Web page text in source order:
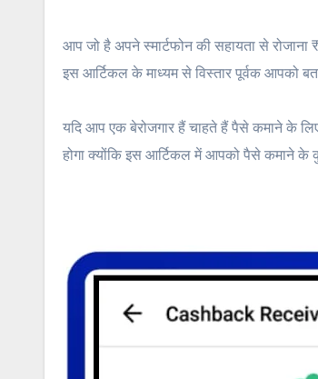
आप जो है अपने स्मार्टफोन की सहायता से
इस आर्टिकल के माध्यम से विस्तार पूर्वक आपको
यदि आप एक बेरोजगार हैं चाहते हैं पैसे कमाने के
होगा क्योंकि इस आर्टिकल में आपको पैसे कमाने